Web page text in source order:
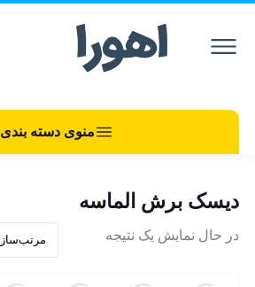
منوی دسته بندی
دیسک برش الماسه
در حال نمایش یک نتیجه